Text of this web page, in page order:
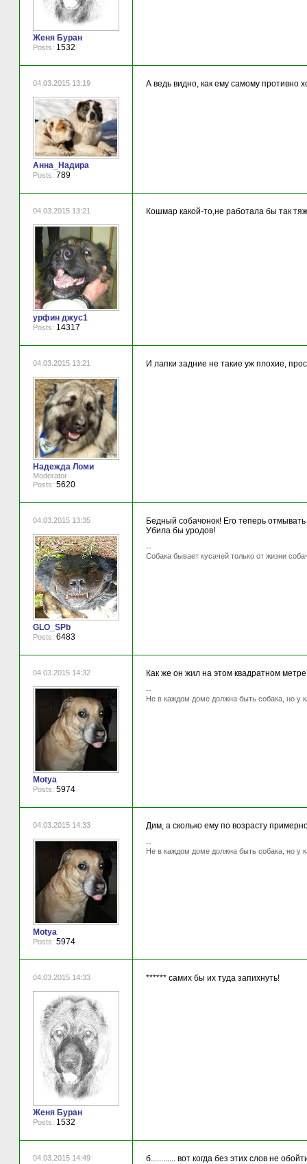
Женя Буран
Posts: 1532
04.03.2015 13:19
Анна_Надира
Posts: 789
А ведь видно, как ему самому противно
04.03.2015 13:21
урфин джус1
Posts: 14317
Кошмар какой-то,не работала бы так
04.03.2015 13:21
Надежда Ломи
Moderator
Posts: 5620
И лапки задние не такие уж плохие,
04.03.2015 13:35
GLO_SPb
Posts: 6483
Бедный собачонок! Его теперь
Убила бы уродов!
--
Собака бывает кусачей только от жизни
04.03.2015 14:32
Motya
Posts: 5974
Как же он жил на этом квадратном
--
Не в каждом доме должна быть собака, но у
04.03.2015 14:33
Motya
Posts: 5974
Дим, а сколько ему по возрасту
--
Не в каждом доме должна быть собака, но у
04.03.2015 14:33
Женя Буран
Posts: 1532
****** самих бы их туда запихнуть!
04.03.2015 14:49 б............ вот когда без этих слов не